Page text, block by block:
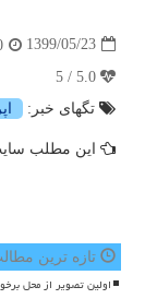
1399/05/23
تگهای خبر:
این مطلب
تازه ترین
اولین تصویر از محل